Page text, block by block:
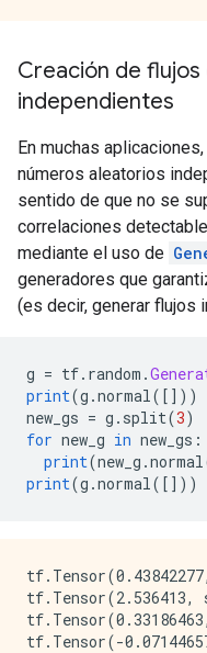
Creación de
independientes
En muchas
números aleatorios
sentido de que no se
correlaciones
mediante el uso de
generadores que
(es decir, generar flujos
g = tf. random .
print(g .normal([]))
new_gs = g . split(3)
for new_g in new_gs :
print(new_g .normal
print(g .normal([]))
tf.Tensor(2.536413,
tf.Tensor(-